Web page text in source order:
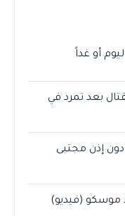
أو غداً
بعد تمرد في
دون إذن مجتبى
موسكو (فيديو)